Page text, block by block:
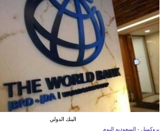
البنك الدولي
بروكسل - السعوديه اليوم